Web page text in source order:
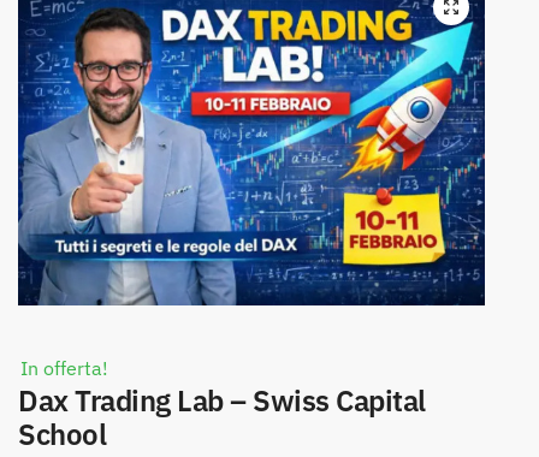
In offerta!
Dax Trading Lab – Swiss Capital
School